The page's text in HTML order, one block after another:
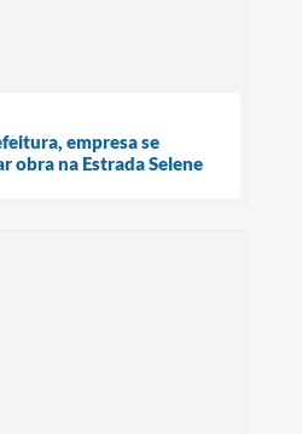
empresa se
obra na Estrada Selene